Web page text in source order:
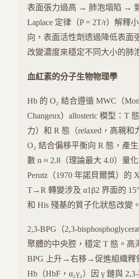
表面張力過高 → 肺泡塌陷 →
Laplace 定律（P = 2T/r）解釋
向，表面活性劑透過降低表面
改變濃度來穩定不同大小的肺
血紅素的分子生物物理學
Hb 的 O₂ 結合遵循 MWC（
Changeux）allosteric 模型：T
力）和 R 態（relaxed，高親和
O₂ 結合偏移平衡向 R 態，產
數 n ≈ 2.8（理論最大 4.0）量
Perutz（1970 年諾貝爾獎）的
T→R 轉變涉及 α1β2 界面的
和 His 殘基的質子化狀態改變。
2,3-BPG（2,3-
聚體的中央腔，穩定 T 態。高
BPG 上升→右移→促進組織釋
Hb（HbF，α₂γ₂）因 γ 鏈與